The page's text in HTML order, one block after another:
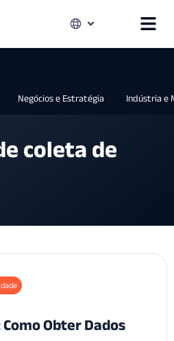
Negócios e Estratégia Indústria e
coleta de
Obter Dados